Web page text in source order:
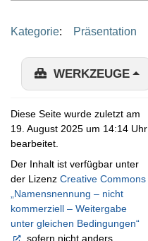
Kategorie: Präsentation
WERKZEUGE
Diese Seite wurde zuletzt am
19. August 2025 um 14:14 Uhr
bearbeitet.
Der Inhalt ist verfügbar unter
der Lizenz Creative Commons
„Namensnennung – nicht
kommerziell – Weitergabe
unter gleichen Bedingungen“
, sofern nicht anders